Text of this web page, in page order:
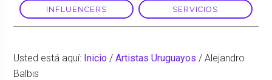
INFLUENCERS SERVICIOS
Usted está aquí: Inicio / Artistas Uruguayos / Alejandro
Balbis